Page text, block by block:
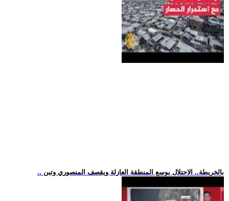
.. بالخريطة.. الاحتلال يوسع المنطقة العازلة ويقصف المنصوري وتبن